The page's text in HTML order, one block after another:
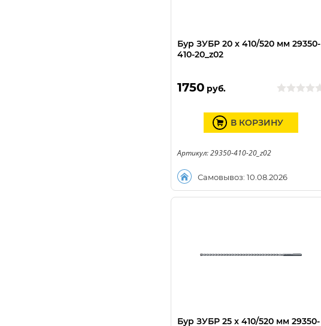
Бур ЗУБР 20 x 410/520 мм 29350-
410-20_z02
1750 руб.
Самовывоз: 10.08.2026
В КОРЗИНУ
Артикул: 29350-410-20_z02
Бур ЗУБР 25 x 410/520 мм 29350-